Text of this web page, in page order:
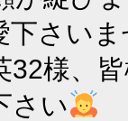
下さい
32様、
さい